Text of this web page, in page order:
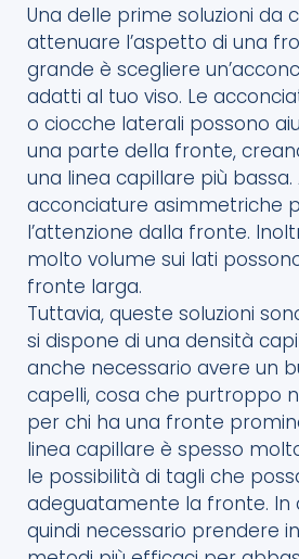
Una delle prime soluzioni da
attenuare l’aspetto di una
grande è scegliere
adatti al tuo viso. Le
o ciocche laterali possono
una parte della fronte,
una linea capillare più bassa.
acconciature asimmetriche
l’attenzione dalla fronte.
molto volume sui lati
fronte larga.
Tuttavia, queste soluzioni
si dispone di una densità
anche necessario avere un
capelli, cosa che purtroppo
per chi ha una fronte
linea capillare è spesso
le possibilità di tagli che
adeguatamente la fronte. In
quindi necessario prendere